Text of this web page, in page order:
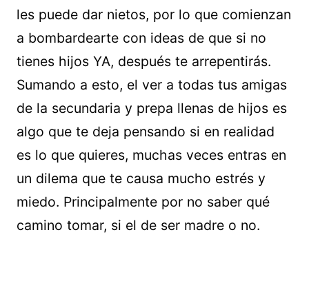
les puede dar nietos, por lo que comienzan
a bombardearte con ideas de que si no
tienes hijos YA, después te arrepentirás.
Sumando a esto, el ver a todas tus amigas
de la secundaria y prepa llenas de hijos es
algo que te deja pensando si en realidad
es lo que quieres, muchas veces entras en
un dilema que te causa mucho estrés y
miedo. Principalmente por no saber qué
camino tomar, si el de ser madre o no.